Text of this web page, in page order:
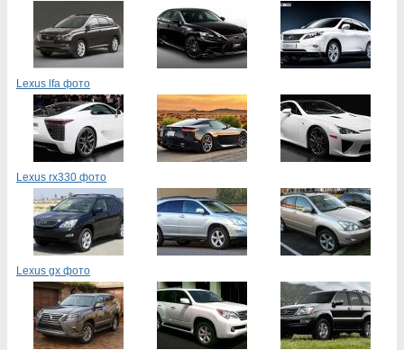
Lexus lfa фото
Lexus rx330 фото
Lexus gx фото